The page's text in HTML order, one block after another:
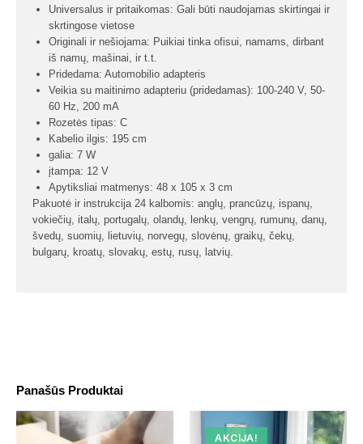
Panašūs Produktai
AKCIJA!
Universalus ir pritaikomas: Gali būti naudojamas skirtingai ir
skrtingose vietose
Originali ir nešiojama: Puikiai tinka ofisui, namams, dirbant
iš namų, mašinai, ir t.t.
Pridedama: Automobilio adapteris
Veikia su maitinimo adapteriu (pridedamas): 100-240 V, 50-
60 Hz, 200 mA
Rozetės tipas: C
Kabelio ilgis: 195 cm
galia: 7 W
įtampa: 12 V
Apytiksliai matmenys: 48 x 105 x 3 cm
Pakuotė ir instrukcija 24 kalbomis: anglų, prancūzų, ispanų,
vokiečių, italų, portugalų, olandų, lenkų, vengrų, rumunų, danų,
švedų, suomių, lietuvių, norvegų, slovėnų, graikų, čekų,
bulgarų, kroatų, slovakų, estų, rusų, latvių.